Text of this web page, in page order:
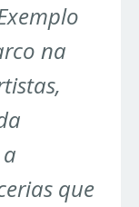
na
que